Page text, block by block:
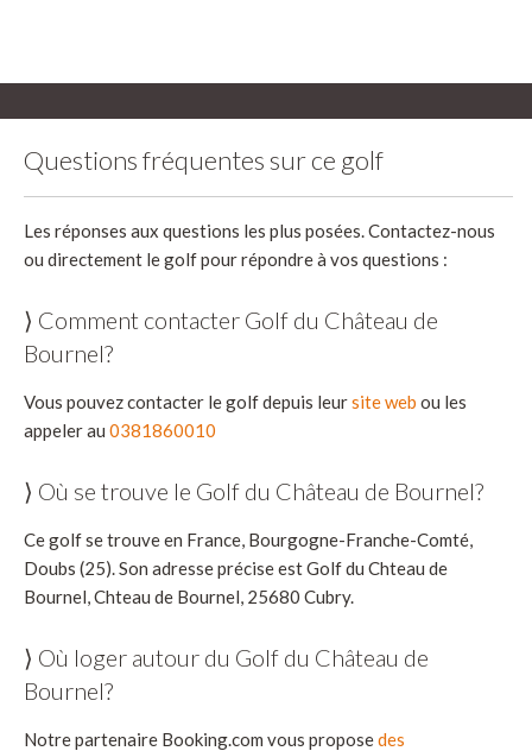
Questions fréquentes sur ce golf
Les réponses aux questions les plus posées. Contactez-nous
ou directement le golf pour répondre à vos questions :
⟩ Comment contacter Golf du Château de
Bournel?
Vous pouvez contacter le golf depuis leursite web ou les
appeler au 0381860010
⟩ Où se trouve le Golf du Château de Bournel?
Ce golf se trouve en France, Bourgogne-Franche-Comté,
Doubs (25). Son adresse précise est Golf du Chteau de
Bournel, Chteau de Bournel, 25680 Cubry.
⟩ Où loger autour du Golf du Château de
Bournel?
Notre partenaire Booking.com vous proposedes